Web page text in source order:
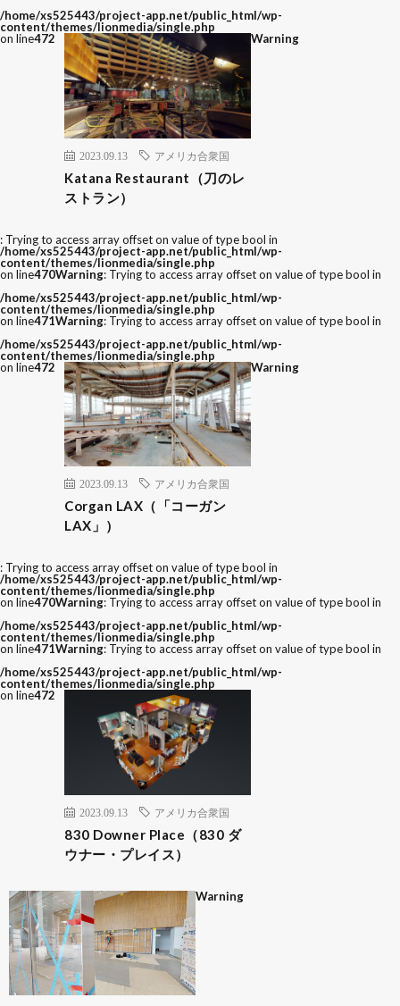
/home/xs525443/project-app.net/public_html/wp-
content/themes/lionmedia/single.php
on line472
2023.09.13 アメリカ合衆国
Katana Restaurant（刀のレ
ストラン）
Warning
: Trying to access array offset on value of type bool in
/home/xs525443/project-app.net/public_html/wp-
content/themes/lionmedia/single.php
on line470Warning: Trying to access array offset on value of type bool in
/home/xs525443/project-app.net/public_html/wp-
content/themes/lionmedia/single.php
on line471Warning: Trying to access array offset on value of type bool in
/home/xs525443/project-app.net/public_html/wp-
content/themes/lionmedia/single.php
on line472
2023.09.13 アメリカ合衆国
Corgan LAX（「コーガン
LAX」）
Warning
: Trying to access array offset on value of type bool in
/home/xs525443/project-app.net/public_html/wp-
content/themes/lionmedia/single.php
on line470Warning: Trying to access array offset on value of type bool in
/home/xs525443/project-app.net/public_html/wp-
content/themes/lionmedia/single.php
on line471Warning: Trying to access array offset on value of type bool in
/home/xs525443/project-app.net/public_html/wp-
content/themes/lionmedia/single.php
on line472
2023.09.13 アメリカ合衆国
830 Downer Place（830 ダ
ウナー・プレイス）
Warning